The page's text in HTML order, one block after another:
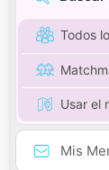
Todos
Usar el
Mis